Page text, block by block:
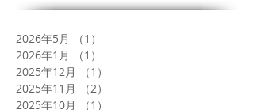
2026年5月 （1）
2026年1月
（1）
2025年12月
（1）
2025年11月
（2）
2025年10月
（1）